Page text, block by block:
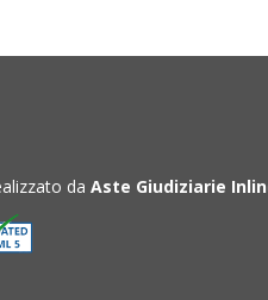
da Aste Giudiziarie